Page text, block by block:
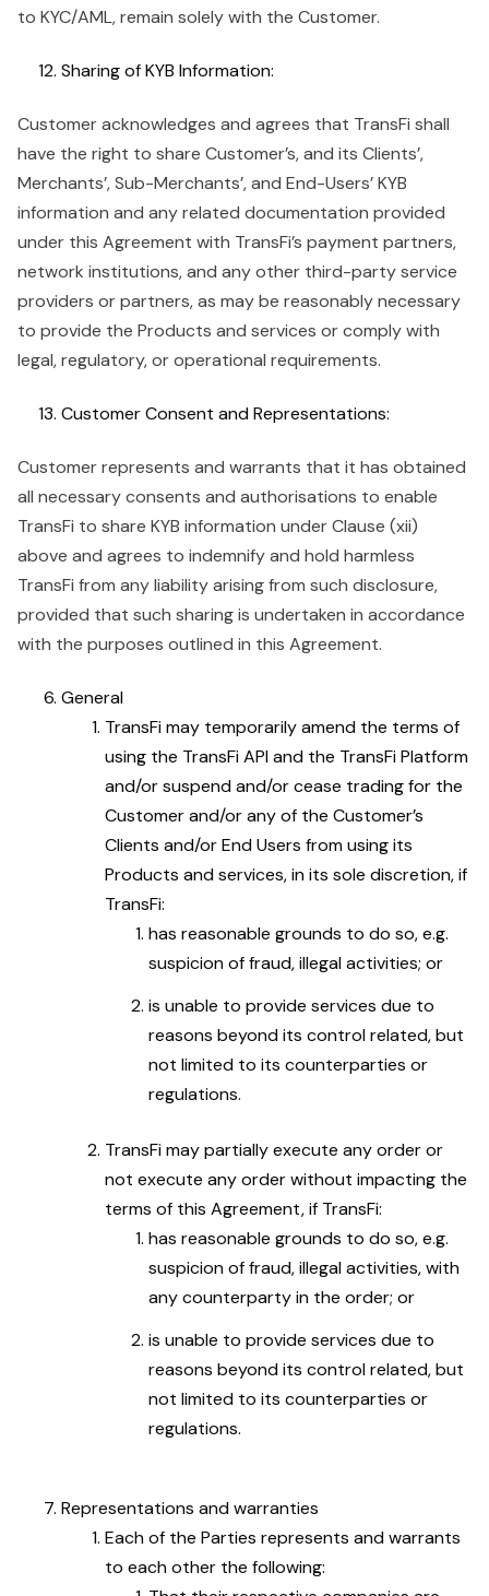
to KYC/AML, remain solely with the Customer.
Sharing of KYB Information:
Customer acknowledges and agrees that TransFi shall
have the right to share Customer’s, and its Clients’,
Merchants’, Sub-Merchants’, and End-Users’ KYB
information and any related documentation provided
under this Agreement with TransFi’s payment partners,
network institutions, and any other third-party service
providers or partners, as may be reasonably necessary
to provide the Products and services or comply with
legal, regulatory, or operational requirements.
Customer Consent and Representations:
Customer represents and warrants that it has obtained
all necessary consents and authorisations to enable
TransFi to share KYB information under Clause (xii)
above and agrees to indemnify and hold harmless
TransFi from any liability arising from such disclosure,
provided that such sharing is undertaken in accordance
with the purposes outlined in this Agreement.
General
TransFi may temporarily amend the terms of
using the TransFi API and the TransFi Platform
and/or suspend and/or cease trading for the
Customer and/or any of the Customer’s
Clients and/or End Users from using its
Products and services, in its sole discretion, if
TransFi:
has reasonable grounds to do so, e.g.
suspicion of fraud, illegal activities; or
is unable to provide services due to
reasons beyond its control related, but
not limited to its counterparties or
regulations.
TransFi may partially execute any order or
not execute any order without impacting the
terms of this Agreement, if TransFi:
has reasonable grounds to do so, e.g.
suspicion of fraud, illegal activities, with
any counterparty in the order; or
is unable to provide services due to
reasons beyond its control related, but
not limited to its counterparties or
regulations.
Representations and warranties
Each of the Parties represents and warrants
to each other the following: